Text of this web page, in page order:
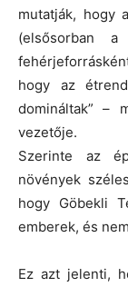
mutatják, hogy
(elsősorban a
hogy az
domináltak” –
vezetője.
Szerinte az
növények
hogy Göbekli
emberek, és
Ez azt jelenti,